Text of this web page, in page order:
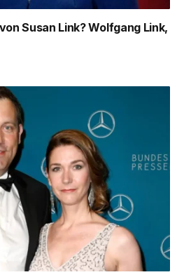
Susan Link? Wolfgang Link,